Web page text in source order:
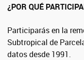
¿POR QUÉ
Participarás en la
Subtropical de
datos desde 1991.